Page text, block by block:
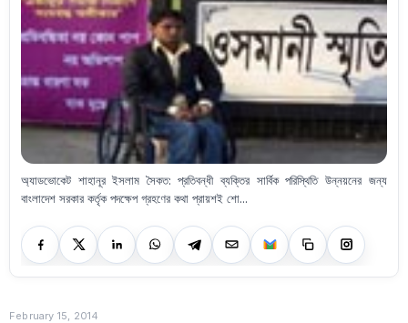
অ্যাডভোকেট শাহানূর ইসলাম সৈকত: প্রতিবন্ধী ব্যক্তির সার্বিক পরিস্থিতি উন্নয়নের জন্য
বাংলাদেশ সরকার কর্তৃক পদক্ষেপ গ্রহণের কথা প্রায়শই শো...
February 15, 2014